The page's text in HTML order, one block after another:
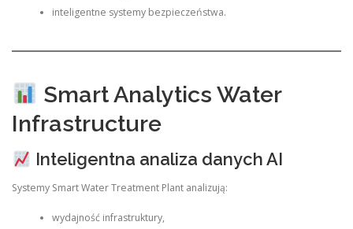
inteligentne systemy bezpieczeństwa.
Smart Analytics Water
Infrastructure
Inteligentna analiza danych AI
Systemy Smart Water Treatment Plant analizują:
wydajność infrastruktury,